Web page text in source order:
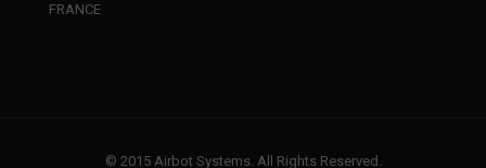
FRANCE
© 2015 Airbot Systems. All Rights Reserved.